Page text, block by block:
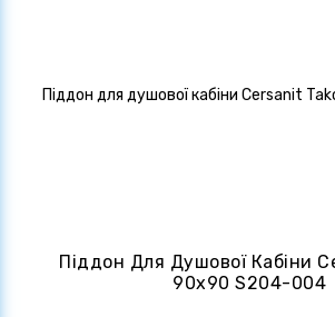
Піддон Для Душової Кабіни
90x90 S204-004